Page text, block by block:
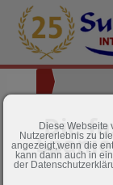
Die
Diese Webseite
Nutzererlebnis zu
angezeigt,wenn die
kann dann auch in
der